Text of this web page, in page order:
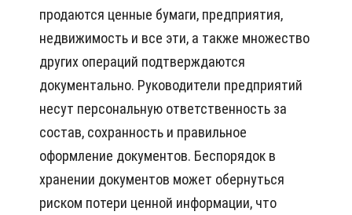
продаются ценные бумаги, предприятия,
недвижимость и все эти, а также множество
других операций подтверждаются
документально. Руководители предприятий
несут персональную ответственность за
состав, сохранность и правильное
оформление документов. Беспорядок в
хранении документов может обернуться
риском потери ценной информации, что